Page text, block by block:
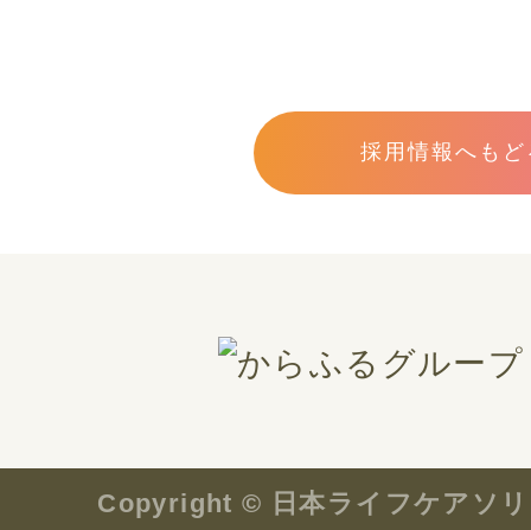
お問い合わせ
プライバシーポリシー
採用情報へもど
Copyright © 日本ライフケアソ